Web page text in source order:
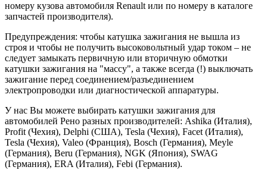
номеру кузова автомобиля Renault или по номеру в каталоге
запчастей производителя).
Предупреждения: чтобы катушка зажигания не вышла из
строя и чтобы не получить высоковольтный удар током – не
следует замыкать первичную или вторичную обмотки
катушки зажигания на "массу", а также всегда (!) выключать
зажигание перед соединением/разъединением
электропроводки или диагностической аппаратуры.
У нас Вы можете выбирать катушки зажигания для
автомобилей Рено разных производителей: Ashika (Италия),
Profit (Чехия), Delphi (США), Tesla (Чехия), Facet (Италия),
Tesla (Чехия), Valeo (Франция), Bosch (Германия), Meyle
(Германия), Beru (Германия), NGK (Япония), SWAG
(Германия), ERA (Италия), Febi (Германия).